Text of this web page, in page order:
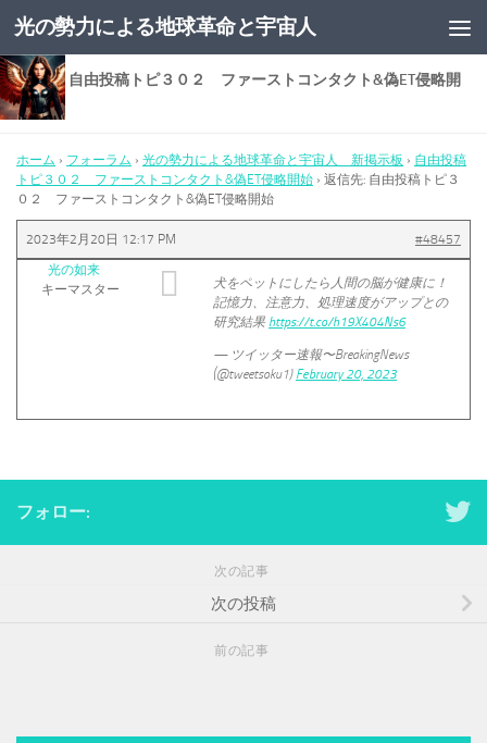
コンテンツへスキップ
光の勢力による地球革命と宇宙人
返信先: 自由投稿トピ３０２ ファーストコンタクト&偽ET侵略開
始
ホーム › フォーラム › 光の勢力による地球革命と宇宙人 新掲示板 › 自由投稿
トピ３０２ ファーストコンタクト&偽ET侵略開始 › 返信先: 自由投稿トピ３
０２ ファーストコンタクト&偽ET侵略開始
2023年2月20日 12:17 PM
#48457
光の如来
キーマスター
犬をペットにしたら人間の脳が健康に！
記憶力、注意力、処理速度がアップとの
研究結果 https://t.co/h19X404Ns6
— ツイッター速報〜BreakingNews
(@tweetsoku1) February 20, 2023
フォロー:
次の記事
次の投稿
前の記事